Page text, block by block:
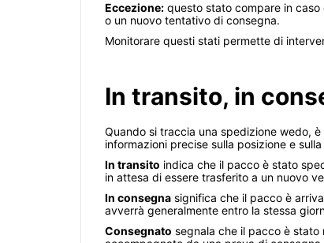
Eccezione: questo stato compare in
o un nuovo tentativo di consegna.
Monitorare questi stati permette di
In transito, in
Quando si traccia una spedizione wedo,
informazioni precise sulla posizione e
In transito indica che il pacco è stato
in attesa di essere trasferito a un nuovo
In consegna significa che il pacco è
avverrà generalmente entro la stessa
Consegnato segnala che il pacco è